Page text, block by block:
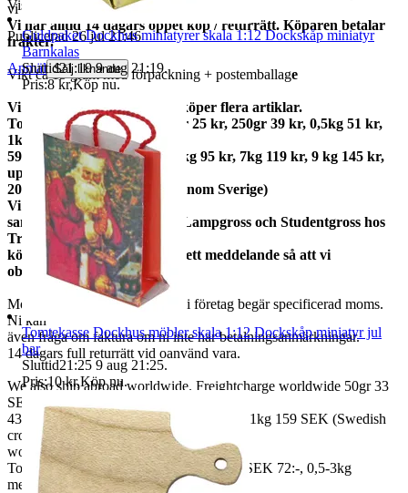
vi annonsen.
Vi har alltid 14 dagars öppet köp / returrätt. Köparen betalar
frakter.
Vikt ca 15 gram med förpackning + postemballage
Vi samfraktar gärna om du köper flera artiklar.
Total frakt: 50gr 15 kr, 100gr 25 kr, 250gr 39 kr, 0,5kg 51 kr,
1kg
59kr, 2kg 73 kr, 3kg 79 kr, 5kg 95 kr, 7kg 119 kr, 9 kg 145 kr,
upp till
20kg 159 kr (priserna gäller inom Sverige)
Vi
samfraktar med Fyndgross, Lampgross och Studentgross hos
Tradera. Om du
köper från mer än en skicka ett meddelande så att vi
observerar det.
Moms ingår i våra priser. Har ni företag begär specificerad moms.
Ni kan
även fråga om faktura om ni inte har betalningsanmärkningar.
14 dagars full returrätt vid oanvänd vara.
We also ship abroad worldwide. Freightcharge worldwide 50gr 33
SEK, 100 gr
43 SEK, 250gr 85 SEK, 0,5kg 109 SEK, 1kg 159 SEK (Swedish
crown
worldwide price freight)
To Denmark 0,5-3kg measure 35x24x13 SEK 72:-, 0,5-3kg
measure 40x40x140cm SEK 144:-
Visningar
Publicerad 26 jul 21:46
Anmäl Sälj liknande
Guldpaket Dockhus miniatyrer skala 1:12 Dockskåp miniatyr
Barnkalas
Sluttid21:19 9 aug 21:19.
Pris:8 kr,Köp nu.
Tomtekasse Dockhus möbler skala 1:12 Dockskåp miniatyr jul
bar
Sluttid21:25 9 aug 21:25.
Pris:10 kr,Köp nu.